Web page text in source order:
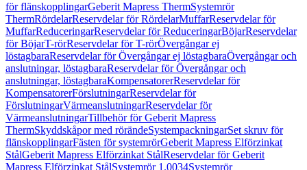
för flänskopplingarGeberit Mapress ThermSystemrör
ThermRördelarReservdelar för RördelarMuffarReservdelar för
MuffarReduceringarReservdelar för ReduceringarBöjarReservdelar
för BöjarT-rörReservdelar för T-rörÖvergångar ej
löstagbaraReservdelar för Övergångar ej löstagbaraÖvergångar och
anslutningar, löstagbaraReservdelar för Övergångar och
anslutningar, löstagbaraKompensatorerReservdelar för
KompensatorerFörslutningarReservdelar för
FörslutningarVärmeanslutningarReservdelar för
VärmeanslutningarTillbehör för Geberit Mapress
ThermSkyddskåpor med rörändeSystempackningarSet skruv för
flänskopplingarFästen för systemrörGeberit Mapress Elförzinkat
StålGeberit Mapress Elförzinkat StålReservdelar för Geberit
Mapress Elförzinkat StålSystemrör 1.0034Systemrör